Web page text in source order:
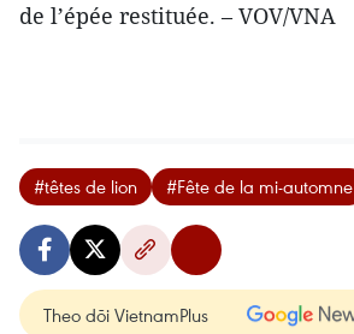
de l’épée restituée. – VOV/VNA
#têtes de lion #Fête de la mi-automne
Theo dõi VietnamPlus